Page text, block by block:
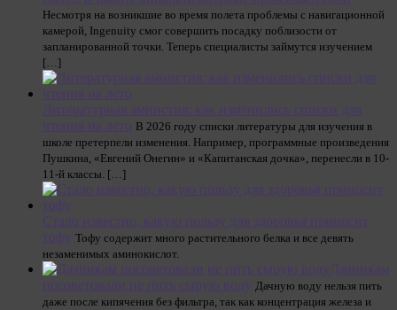
Несмотря на возникшие во время полета проблемы с навигационной
камерой, Ingenuity смог совершить посадку поблизости от
запланированной точки. Теперь специалисты займутся изучением
[…]
Литературная амнистия: как изменились списки для
чтения на лето В 2026 году списки литературы для изучения в
школе претерпели изменения. Например, программные произведения
Пушкина, «Евгений Онегин» и «Капитанская дочка», перенесли в 10-
11-й классы. […]
Стало известно, какую пользу для здоровья приносит
тофу Тофу содержит много растительного белка и все девять
незаменимых аминокислот.
Дачникам
посоветовали не пить сырую воду Дачную воду нельзя пить
даже после кипячения без фильтра, так как концентрация железа и